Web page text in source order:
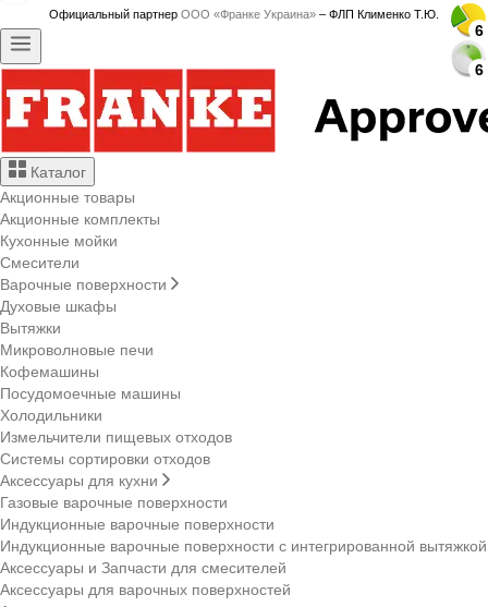
Официальный партнер ООО «Франке Украина» – ФЛП Клименко Т.Ю.
Каталог
Акционные товары
Акционные комплекты
Кухонные мойки
Смесители
Варочные поверхности
Духовые шкафы
Вытяжки
Микроволновые печи
Кофемашины
Посудомоечные машины
Холодильники
Измельчители пищевых отходов
Системы сортировки отходов
Аксессуары для кухни
Газовые варочные поверхности
Индукционные варочные поверхности
Индукционные варочные поверхности с интегрированной вытяжкой
Аксессуары и Запчасти для смесителей
Аксессуары для варочных поверхностей
6
6
6
6
6
6
6
6
6
6
6
6
6
6
6
6
6
6
6
6
6
6
6
6
6
6
6
6